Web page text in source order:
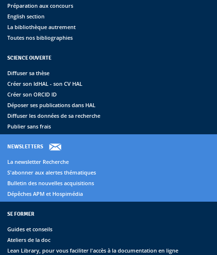
Préparation aux concours
English section
La bibliothèque autrement
Toutes nos bibliographies
SCIENCE OUVERTE
Diffuser sa thèse
Créer son IdHAL - son CV HAL
Créer son ORCID ID
Déposer ses publications dans HAL
Diffuser les données de sa recherche
Publier sans frais
NEWSLETTERS
La newsletter Recherche
S'abonner aux alertes thématiques
Bulletin des nouvelles acquisitions
Dépêches APM et Hospimédia
SE FORMER
Guides et conseils
Ateliers de la doc
Lean Library, pour vous faciliter l'accès à la documentation en ligne